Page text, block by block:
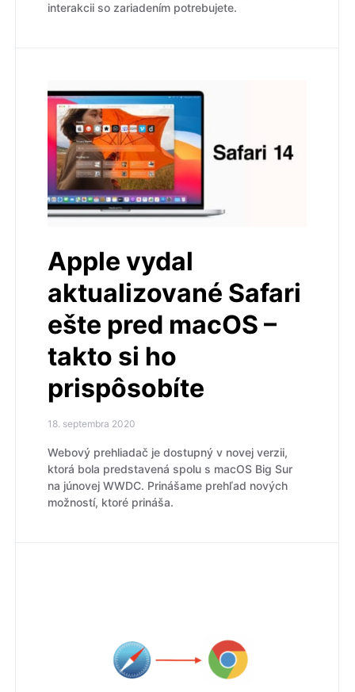
interakcii so zariadením potrebujete.
Apple vydal
aktualizované Safari
ešte pred macOS –
takto si ho
prispôsobíte
18. septembra 2020
Webový prehliadač je dostupný v novej verzii,
ktorá bola predstavená spolu s macOS Big Sur
na júnovej WWDC. Prinášame prehľad nových
možností, ktoré prináša.